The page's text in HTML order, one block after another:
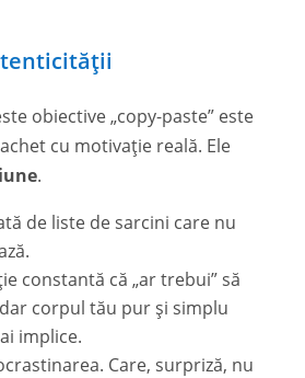
obiective „copy-paste” este
cu motivație reală. Ele
.
de liste de sarcini care nu
constantă că „ar trebui” să
corpul tău pur și simplu
implice.
Care, surpriză, nu